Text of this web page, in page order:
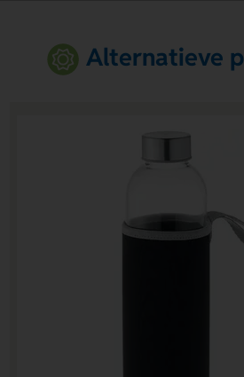
Alternatieve